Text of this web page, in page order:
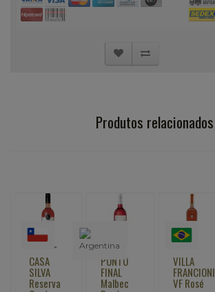
Produtos relacionados
CASA
SILVA
Reserva
PUNTO
FINAL
Malbec
VILLA
FRANCIONI
VF Rosé